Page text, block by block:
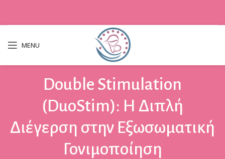
MENU
Double Stimulation
(DuoStim): Η Διπλή
Διέγερση στην Εξωσωματική
Γονιμοποίηση